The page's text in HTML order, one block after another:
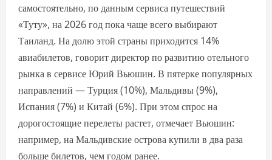
самостоятельно, по данным сервиса путешествий
«Туту», на 2026 год пока чаще всего выбирают
Таиланд. На долю этой страны приходится 14%
авиабилетов, говорит директор по развитию отельного
рынка в сервисе Юрий Вьюшин. В пятерке популярных
направлений — Турция (10%), Мальдивы (9%),
Испания (7%) и Китай (6%). При этом спрос на
дорогостоящие перелеты растет, отмечает Вьюшин:
например, на Мальдивские острова купили в два раза
больше билетов, чем годом ранее.